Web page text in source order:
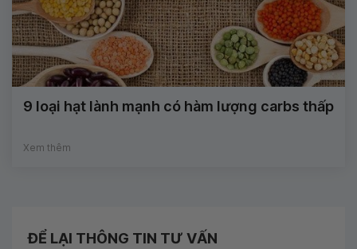
9 loại hạt lành mạnh có hàm lượng carbs thấp
Xem thêm
ĐỂ LẠI THÔNG TIN TƯ VẤN